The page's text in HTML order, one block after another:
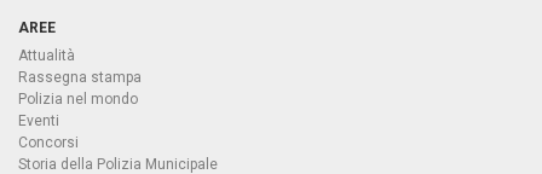
AREE
Attualità
Rassegna stampa
Polizia nel mondo
Eventi
Concorsi
Storia della Polizia Municipale